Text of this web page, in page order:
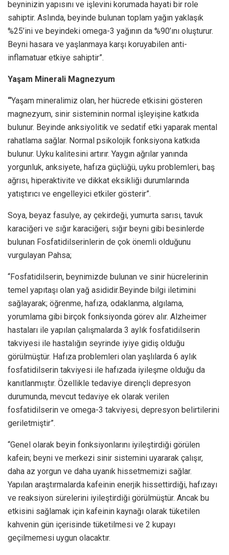
beyninizin yapısını ve işlevini korumada hayati bir role
sahiptir. Aslında, beyinde bulunan toplam yağın yaklaşık
%25’ini ve beyindeki omega-3 yağının da %90’ını oluşturur.
Beyni hasara ve yaşlanmaya karşı koruyabilen anti-
inflamatuar etkiye sahiptir”.
Yaşam Minerali Magnezyum
“Yaşam mineralimiz olan, her hücrede etkisini gösteren
magnezyum, sinir sisteminin normal işleyişine katkıda
bulunur. Beyinde anksiyolitik ve sedatif etki yaparak mental
rahatlama sağlar. Normal psikolojik fonksiyona katkıda
bulunur. Uyku kalitesini artırır. Yaygın ağrılar yanında
yorgunluk, anksiyete, hafıza güçlüğü, uyku problemleri, baş
ağrısı, hiperaktivite ve dikkat eksikliği durumlarında
yatıştırıcı ve engelleyici etkiler gösterir”.
Soya, beyaz fasulye, ay çekirdeği, yumurta sarısı, tavuk
karaciğeri ve sığır karaciğeri, sığır beyni gibi besinlerde
bulunan Fosfatidilserinlerin de çok önemli olduğunu
vurgulayan Pahsa;
“Fosfatidilserin, beynimizde bulunan ve sinir hücrelerinin
temel yapıtaşı olan yağ asididir.Beyinde bilgi iletimini
sağlayarak; öğrenme, hafıza, odaklanma, algılama,
yorumlama gibi birçok fonksiyonda görev alır. Alzheimer
hastaları ile yapılan çalışmalarda 3 aylık fosfatidilserin
takviyesi ile hastalığın seyrinde iyiye gidiş olduğu
görülmüştür. Hafıza problemleri olan yaşlılarda 6 aylık
fosfatidilserin takviyesi ile hafızada iyileşme olduğu da
kanıtlanmıştır. Özellikle tedaviye dirençli depresyon
durumunda, mevcut tedaviye ek olarak verilen
fosfatidilserin ve omega-3 takviyesi, depresyon belirtilerini
geriletmiştir”.
“Genel olarak beyin fonksiyonlarını iyileştirdiği görülen
kafein; beyni ve merkezi sinir sistemini uyararak çalışır,
daha az yorgun ve daha uyanık hissetmemizi sağlar.
Yapılan araştırmalarda kafeinin enerjik hissettirdiği, hafızayı
ve reaksiyon sürelerini iyileştirdiği görülmüştür. Ancak bu
etkisini sağlamak için kafeinin kaynağı olarak tüketilen
kahvenin gün içerisinde tüketilmesi ve 2 kupayı
geçilmemesi uygun olacaktır.